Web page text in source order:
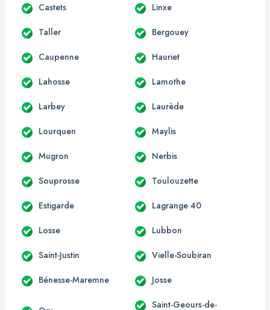
Castets Linxe
Taller Bergouey
Caupenne Hauriet
Lahosse Lamothe
Larbey Laurède
Lourquen Maylis
Mugron Nerbis
Souprosse Toulouzette
Estigarde Lagrange 40
Losse Lubbon
Saint-Justin Vielle-Soubiran
Bénesse-Maremne Josse
Saint-Geours-de-